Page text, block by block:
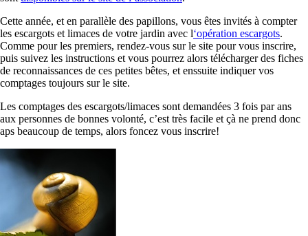
Cette année, et en parallèle des papillons, vous êtes invités à compter
les escargots et limaces de votre jardin avec l‘opération escargots.
Comme pour les premiers, rendez-vous sur le site pour vous inscrire,
puis suivez les instructions et vous pourrez alors télécharger des fiches
de reconnaissances de ces petites bêtes, et enssuite indiquer vos
comptages toujours sur le site.
Les comptages des escargots/limaces sont demandées 3 fois par ans
aux personnes de bonnes volonté, c’est très facile et çà ne prend donc
aps beaucoup de temps, alors foncez vous inscrire!